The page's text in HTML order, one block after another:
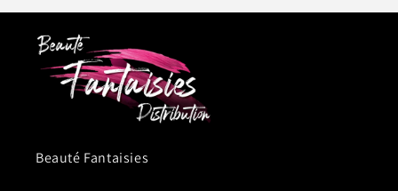
Beauté Fantaisies